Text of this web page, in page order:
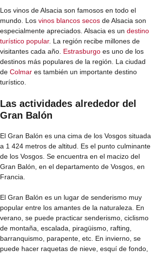
Los vinos de Alsacia son famosos en todo el
mundo. Los vinos blancos secos de Alsacia son
especialmente apreciados. Alsacia es un destino
turístico popular. La región recibe millones de
visitantes cada año. Estrasburgo es uno de los
destinos más populares de la región. La ciudad
de Colmar es también un importante destino
turístico.
Las actividades alrededor del
Gran Balón
El Gran Balón es una cima de los Vosgos situada
a 1 424 metros de altitud. Es el punto culminante
de los Vosgos. Se encuentra en el macizo del
Gran Balón, en el departamento de Vosgos, en
Francia.
El Gran Balón es un lugar de senderismo muy
popular entre los amantes de la naturaleza. En
verano, se puede practicar senderismo, ciclismo
de montaña, escalada, piragüismo, rafting,
barranquismo, parapente, etc. En invierno, se
puede hacer raquetas de nieve, esquí de fondo,